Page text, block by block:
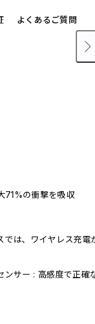
よくあるご質問
71%の衝撃を吸収
は、ワイヤレス充電
ンサー : 高感度で正確